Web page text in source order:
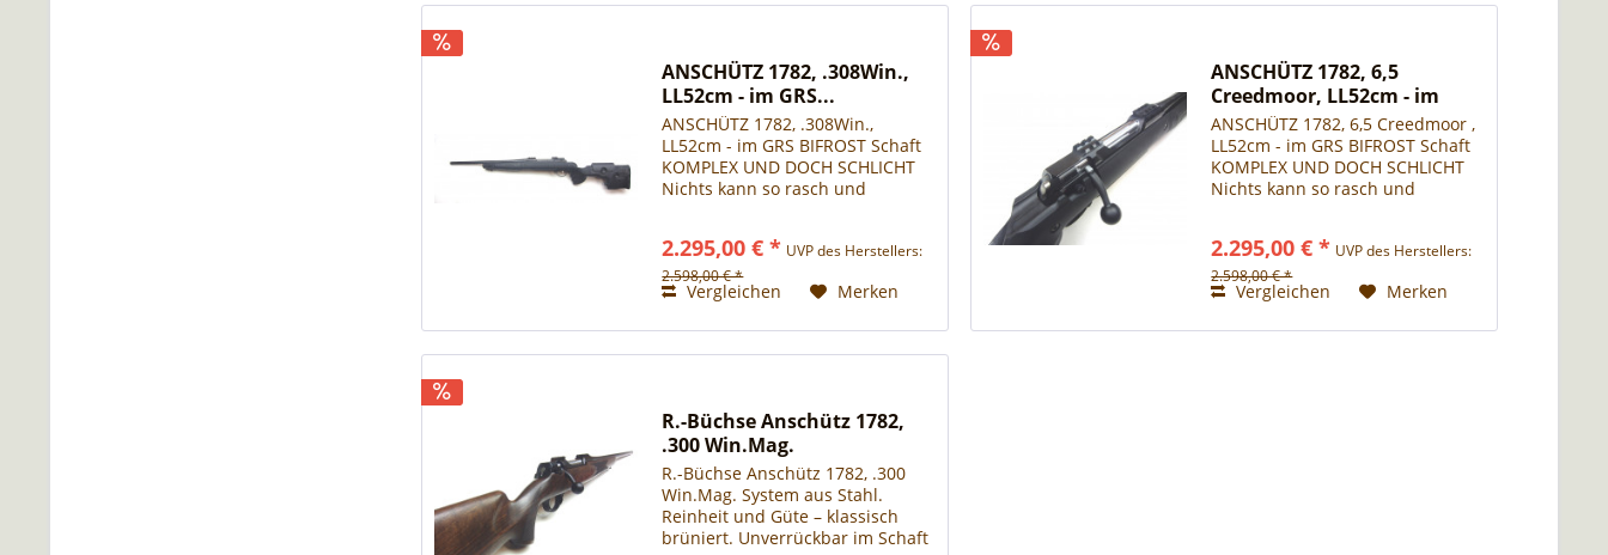
ANSCHÜTZ 1782, .308Win.,
LL52cm - im GRS...
ANSCHÜTZ 1782, .308Win.,
LL52cm - im GRS BIFROST Schaft
KOMPLEX UND DOCH SCHLICHT
Nichts kann so rasch und
– wenn nichts ablenkt und alles
reine Konzentration ist, jede
Optik,...
2.295,00 € * UVP des Herstellers:
2.598,00 € *
Vergleichen Merken
ANSCHÜTZ 1782, 6,5
Creedmoor, LL52cm - im
GRS...
ANSCHÜTZ 1782, 6,5 Creedmoor ,
LL52cm - im GRS BIFROST Schaft
KOMPLEX UND DOCH SCHLICHT
Nichts kann so rasch und
– wenn nichts ablenkt und alles
reine Konzentration ist, jede...
2.295,00 € * UVP des Herstellers:
2.598,00 € *
Vergleichen Merken
R.-Büchse Anschütz 1782,
.300 Win.Mag.
R.-Büchse Anschütz 1782, .300
Win.Mag. System aus Stahl.
Reinheit und Güte – klassisch
brüniert. Unverrückbar im Schaft